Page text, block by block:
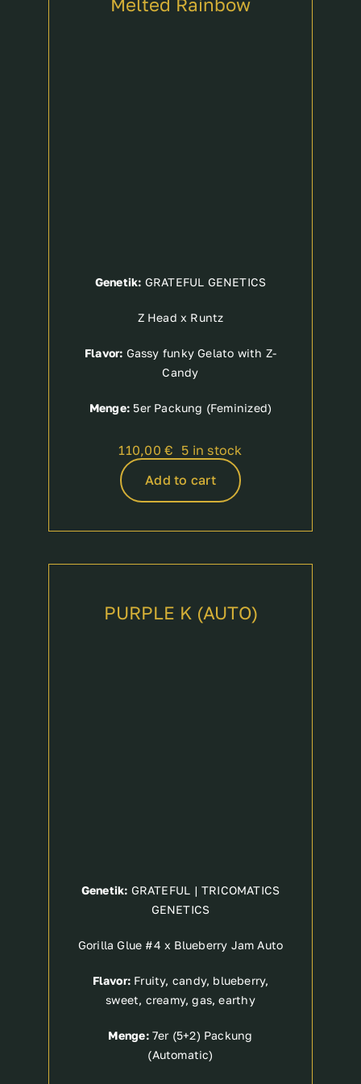
Melted Rainbow
Genetik: GRATEFUL GENETICS
Z Head x Runtz
Flavor: Gassy funky Gelato with Z-
Candy
Menge: 5er Packung (Feminized)
110,00€ 5 in stock
Add to cart
PURPLE K (AUTO)
Genetik: GRATEFUL | TRICOMATICS
GENETICS
Gorilla Glue #4 x Blueberry Jam Auto
Flavor: Fruity, candy, blueberry,
sweet, creamy, gas, earthy
Menge:7er (5+2) Packung
(Automatic)